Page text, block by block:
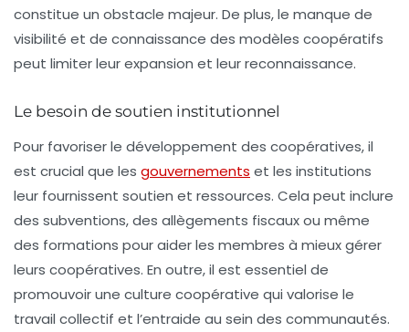
constitue un obstacle majeur. De plus, le manque de
visibilité et de connaissance des modèles coopératifs
peut limiter leur expansion et leur reconnaissance.
Le besoin de soutien institutionnel
Pour favoriser le développement des coopératives, il
est crucial que les gouvernements et les institutions
leur fournissent soutien et ressources. Cela peut inclure
des subventions, des allègements fiscaux ou même
des formations pour aider les membres à mieux gérer
leurs coopératives. En outre, il est essentiel de
promouvoir une culture coopérative qui valorise le
travail collectif et l’entraide au sein des communautés.